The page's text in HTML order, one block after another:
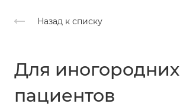
Назад к списку
Для иногородних
пациентов